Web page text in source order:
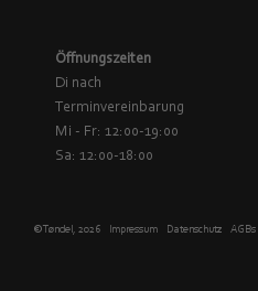
Öffnungszeiten
Di nach
Terminvereinbarung
Mi - Fr: 12:00-19:00
Sa: 12:00-18:00
© Tøndel, 2026 Impressum Datenschutz AGBs